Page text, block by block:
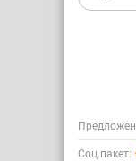
Соц.пакет: